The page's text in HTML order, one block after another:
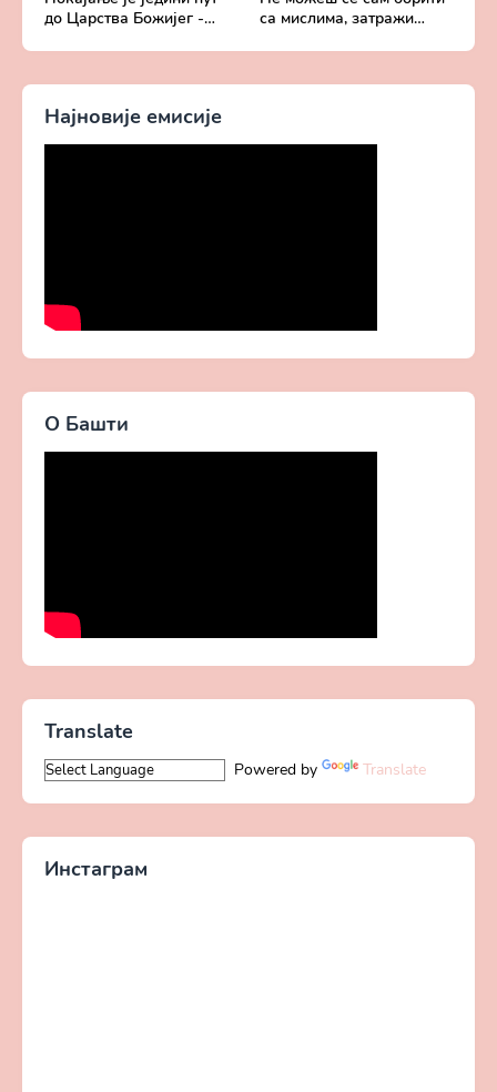
до Царства Божијег -
без Христа
са мислима, затражи
Добротољубље за сваки
Најновије емисије
О Башти
Translate
Powered by Translate
Инстаграм